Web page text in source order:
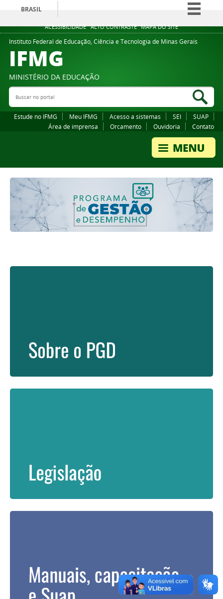
ACESSIBILIDADE ALTO CONTRASTE MAPA DO SITE
BRASIL
Simplifique!
Comunica BR
Legislação
Instituto Federal de Educação, Ciência e Tecnologia de Minas Gerais
IFMG
MINISTÉRIO DA EDUCAÇÃO
Buscar no portal
Estude no IFMG Meu IFMG Acesso a sistemas SEI
SUAP
Área de imprensa
Orcamento Ouvidoria Contato